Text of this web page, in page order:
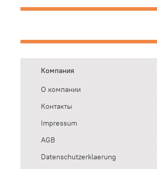
Компания
О компании
Контакты
Impressum
AGB
Datenschutzerklaerung